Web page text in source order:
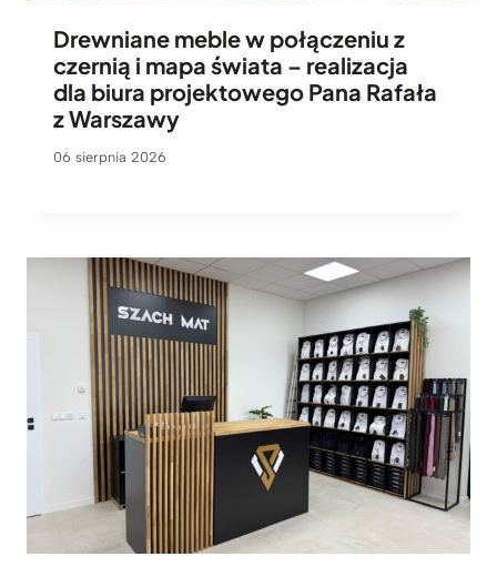
Drewniane meble w połączeniu z
czernią i mapa świata – realizacja
dla biura projektowego Pana Rafała
z Warszawy
06 sierpnia 2026